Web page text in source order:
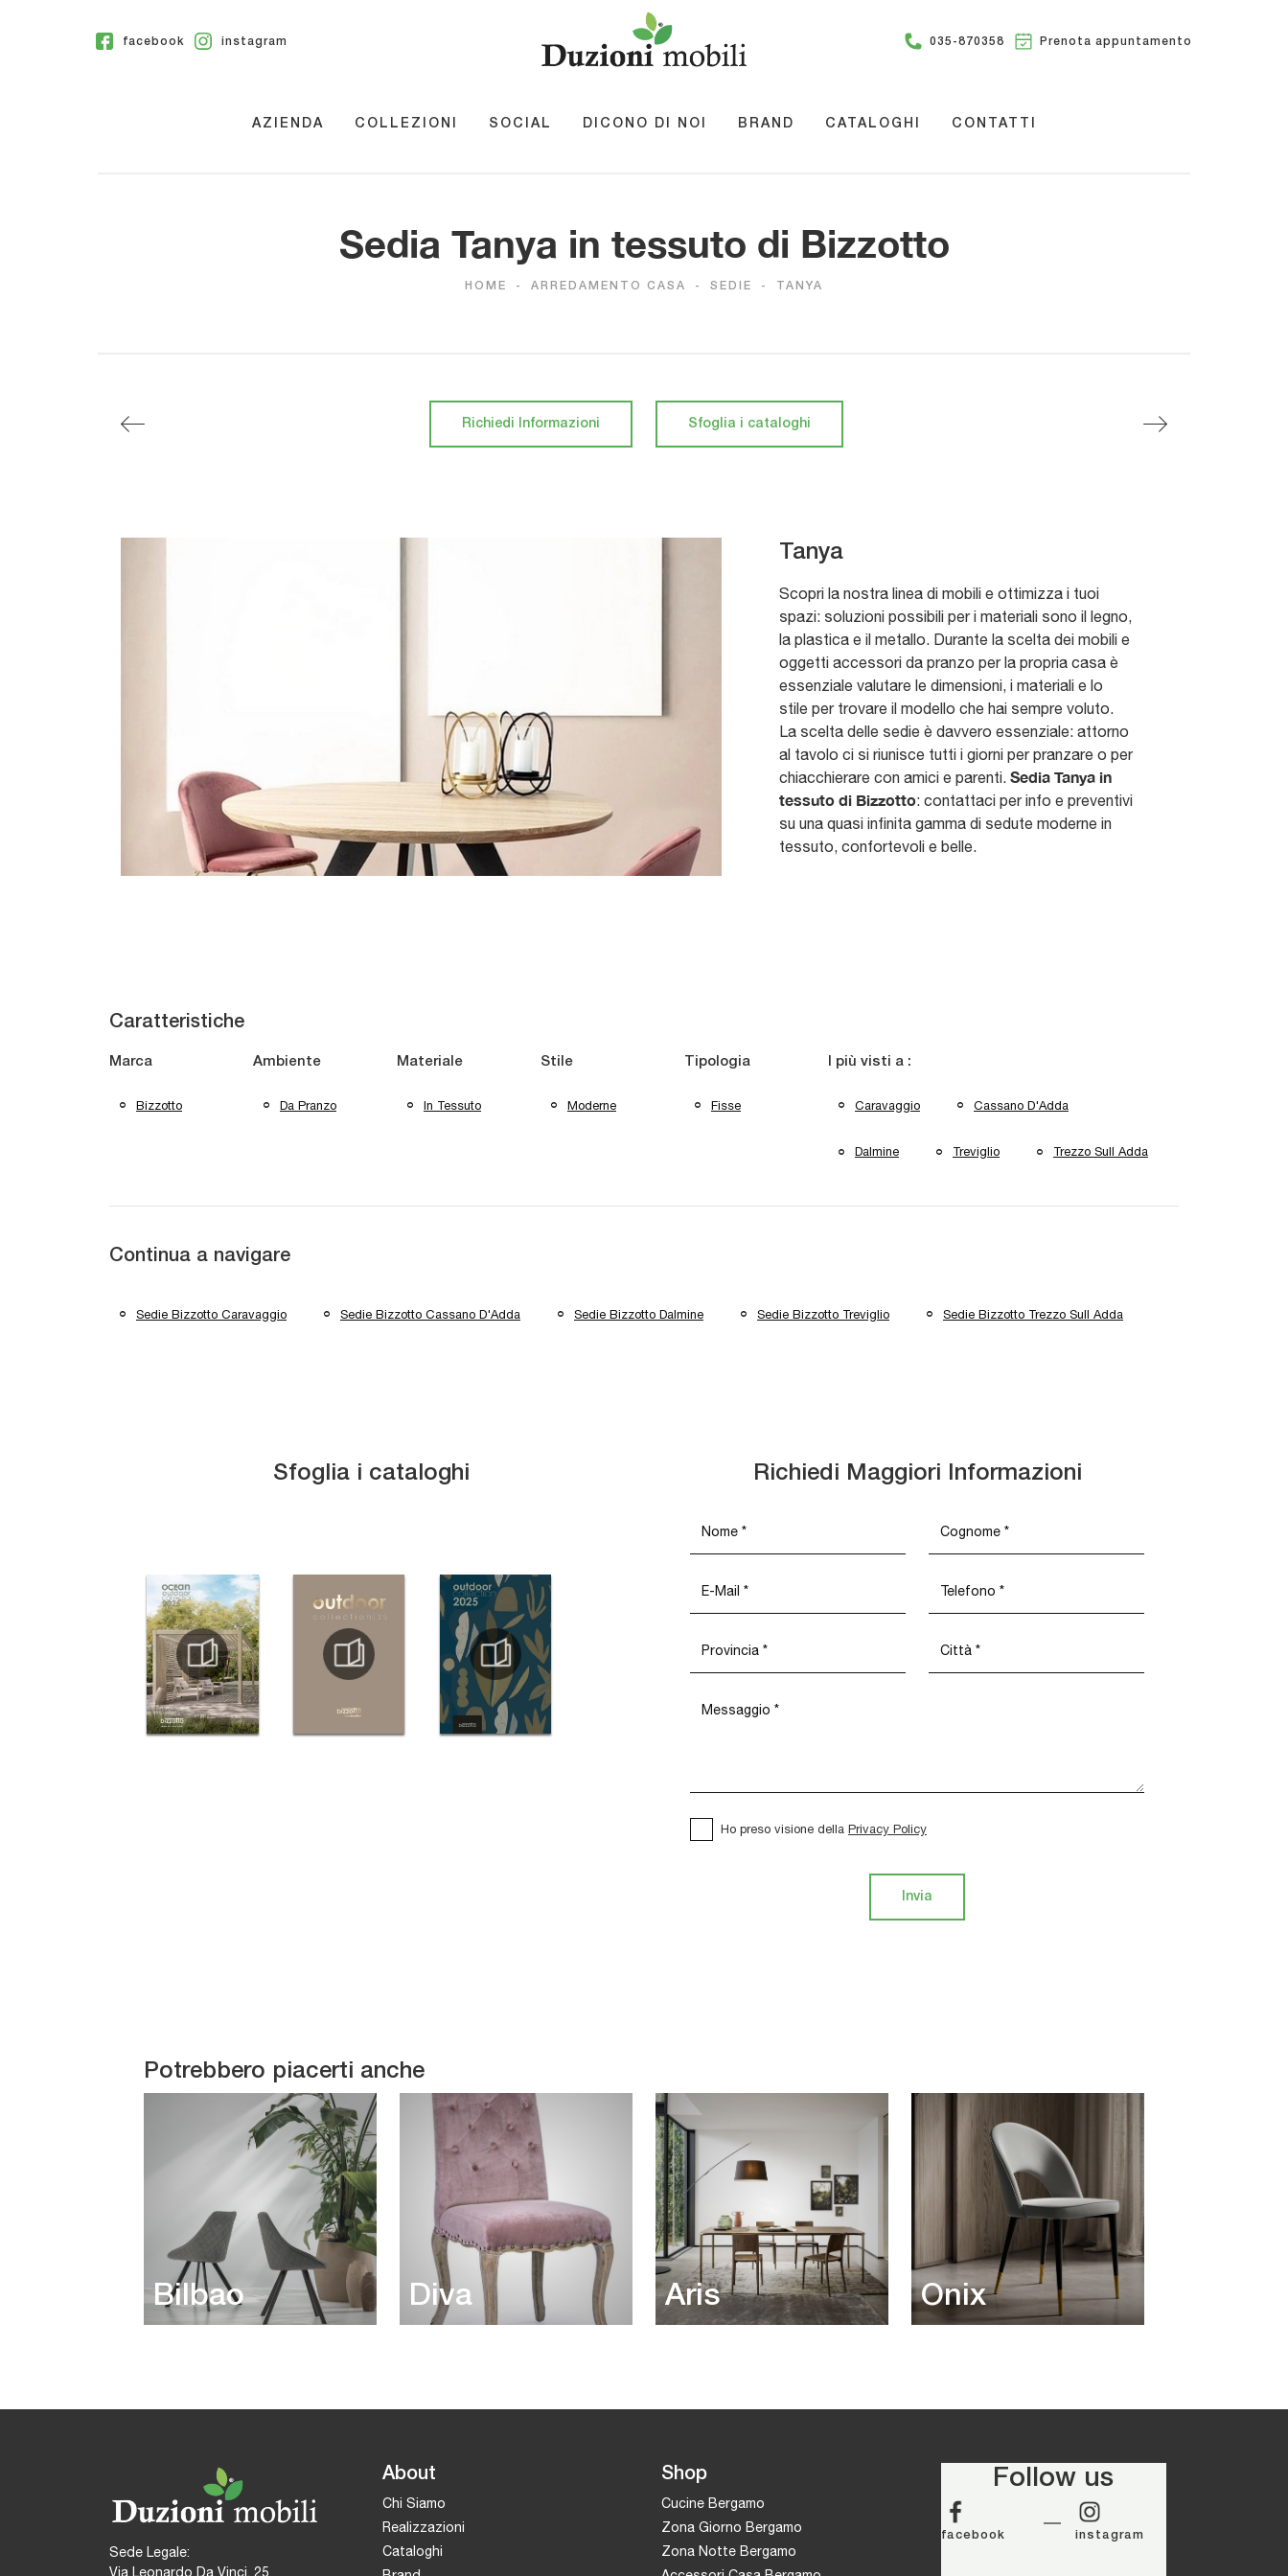
facebook instagram 035-870358 Prenota appuntamento
AZIENDA COLLEZIONI SOCIAL DICONO DI NOI BRAND CATALOGHI CONTATTI
Sedia Tanya in tessuto di Bizzotto
HOME - ARREDAMENTO CASA - SEDIE - TANYA
Richiedi Informazioni Sfoglia i cataloghi
Tanya
Scopri la nostra linea di mobili e ottimizza i tuoi
spazi: soluzioni possibili per i materiali sono il legno,
la plastica e il metallo. Durante la scelta dei mobili e
oggetti accessori da pranzo per la propria casa è
essenziale valutare le dimensioni, i materiali e lo
stile per trovare il modello che hai sempre voluto.
La scelta delle sedie è davvero essenziale: attorno
al tavolo ci si riunisce tutti i giorni per pranzare o per
chiacchierare con amici e parenti. Sedia Tanya in
tessuto di Bizzotto: contattaci per info e preventivi
su una quasi infinita gamma di sedute moderne in
tessuto, confortevoli e belle.
Caratteristiche
Marca
Bizzotto
Ambiente
Da Pranzo
Materiale
In Tessuto
Stile
Moderne
Tipologia
Fisse
I più visti a :
Caravaggio Cassano D'Adda
Dalmine Treviglio Trezzo Sull Adda
Continua a navigare
Sedie Bizzotto Caravaggio Sedie Bizzotto Cassano D'Adda Sedie Bizzotto Dalmine Sedie Bizzotto Treviglio Sedie Bizzotto Trezzo Sull Adda
Sfoglia i cataloghi Richiedi Maggiori Informazioni
Ho preso visione della Privacy Policy
Invia
Potrebbero piacerti anche
Bilbao Diva Aris Onix
Sede Legale:
Via Leonardo Da Vinci, 25
About
Chi Siamo
Realizzazioni
Cataloghi
Shop
Cucine Bergamo
Zona Giorno Bergamo
Zona Notte Bergamo
Follow us
facebook instagram